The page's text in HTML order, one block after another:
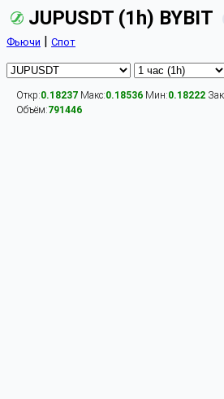
JUPUSDT (1h) BYBIT
Фьючи | Спот
Откр:0.18237 Макс:0.18536 Мин:0.18222
Объём:791446